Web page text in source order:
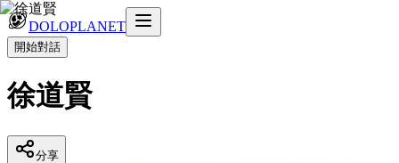
DOLOPLANET
開始對話
徐道賢
分享